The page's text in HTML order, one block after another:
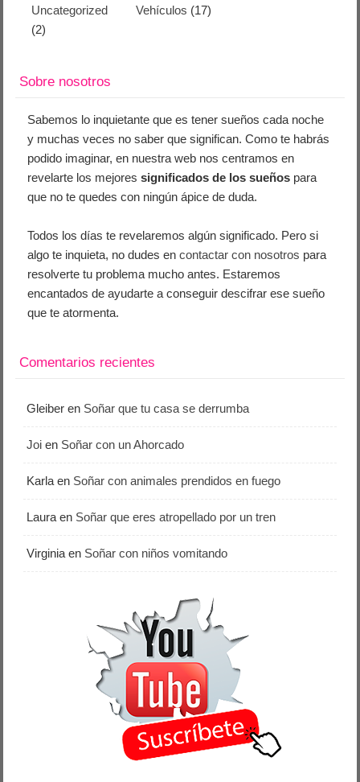
Uncategorized
(2)
Vehículos (17)
Sobre nosotros
Sabemos lo inquietante que es tener sueños cada noche
y muchas veces no saber que significan. Como te habrás
podido imaginar, en nuestra web nos centramos en
revelarte los mejoressignificados de los sueños para
que no te quedes con ningún ápice de duda.
Todos los días te revelaremos algún significado. Pero si
algo te inquieta, no dudes encontactar con nosotros para
resolverte tu problema mucho antes. Estaremos
encantados de ayudarte a conseguir descifrar ese sueño
que te atormenta.
Comentarios recientes
Gleiber en Soñar que tu casa se derrumba
Joi en Soñar con un Ahorcado
Karla en Soñar con animales prendidos en fuego
Laura en Soñar que eres atropellado por un tren
Virginia en Soñar con niños vomitando